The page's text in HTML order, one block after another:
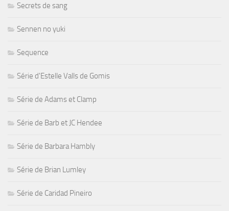
Secrets de sang
Sennen no yuki
Sequence
Série d'Estelle Valls de Gomis
Série de Adams et Clamp
Série de Barb et JC Hendee
Série de Barbara Hambly
Série de Brian Lumley
Série de Caridad Pineiro